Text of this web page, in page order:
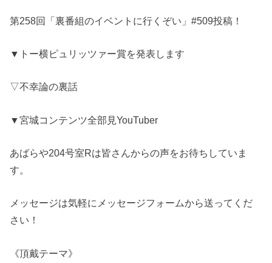
第258回「裏番組のイベントに行くぞい」#509投稿！
▼トー横ピュリッツァー賞を発表します
▽不幸論の裏話
▼宮城コンテンツ全部見YouTuber
あばらや204号室Rは皆さんからの声をお待ちしていま
す。
メッセージは気軽にメッセージフォームから送ってくだ
さい！
《頂戴テーマ》